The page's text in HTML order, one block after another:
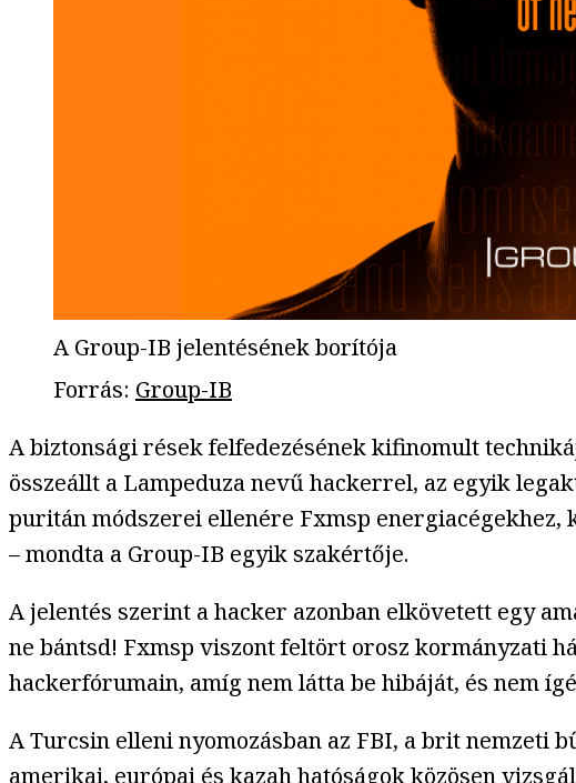
A Group-IB jelentésének borítója
Forrás: Group-IB
A biztonsági rések felfedezésének kifinomult
összeállt a Lampeduza nevű hackerrel, az egyik
puritán módszerei ellenére Fxmsp energiacégekhez,
– mondta a Group-IB egyik szakértője.
A jelentés szerint a hacker azonban elkövetett egy
ne bántsd! Fxmsp viszont feltört orosz kormányzati
hackerfórumain, amíg nem látta be hibáját, és nem
A Turcsin elleni nyomozásban az FBI, a brit nemzeti
amerikai, európai és kazah hatóságok közösen